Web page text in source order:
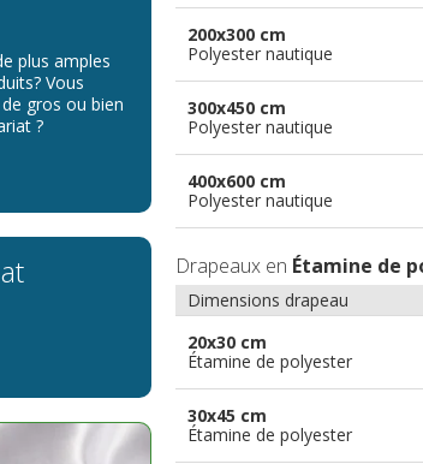
plus amples
Vous
gros ou bien
?
200x300 cm
Polyester nautique
300x450 cm
Polyester nautique
400x600 cm
Polyester nautique
Drapeaux en Étamine de
Dimensions drapeau
20x30 cm
Étamine de polyester
30x45 cm
Étamine de polyester